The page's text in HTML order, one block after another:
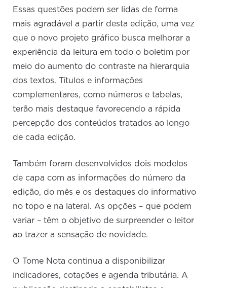
Essas questões podem ser lidas de forma
mais agradável a partir desta edição, uma vez
que o novo projeto gráfico busca melhorar a
experiência da leitura em todo o boletim por
meio do aumento do contraste na hierarquia
dos textos. Títulos e informações
complementares, como números e tabelas,
terão mais destaque favorecendo a rápida
percepção dos conteúdos tratados ao longo
de cada edição.
Também foram desenvolvidos dois modelos
de capa com as informações do número da
edição, do mês e os destaques do informativo
no topo e na lateral. As opções – que podem
variar – têm o objetivo de surpreender o leitor
ao trazer a sensação de novidade.
O Tome Nota continua a disponibilizar
indicadores, cotações e agenda tributária. A